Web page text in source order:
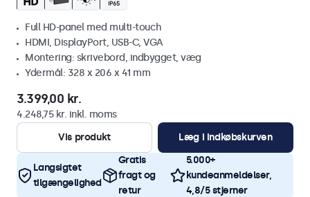
Full HD-panel med multi-touch
HDMI, DisplayPort, USB-C, VGA
Montering: skrivebord, indbygget, væg
Ydermål: 328 x 206 x 41 mm
3.399,00 kr.
4.248,75 kr. inkl. moms
Vis produkt
Læg i indkøbskurven
Langsigtet
tilgængelighed
Gratis
fragt og
retur
5.000+
kundeanmeldelser,
4,8/5 stjerner